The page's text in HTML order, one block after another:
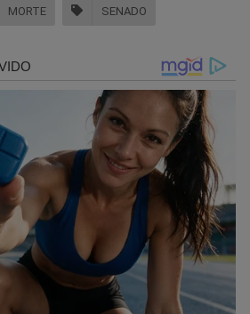
MORTE SENADO